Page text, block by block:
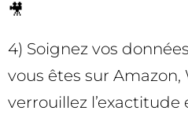
🎥
4) Soignez vos
vous êtes sur Amazon,
verrouillez l’exactitude